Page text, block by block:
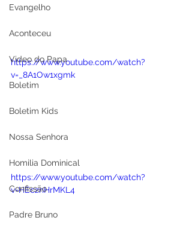
Evangelho
Aconteceu
Video do Papa
Boletim
Boletim Kids
Nossa Senhora
Homilia Dominical
Confissão
Padre Bruno
https://www.youtube.com/watch?
v=_8A1Ow1xgmk
https://www.youtube.com/watch?
v=HEcznHrMKL4